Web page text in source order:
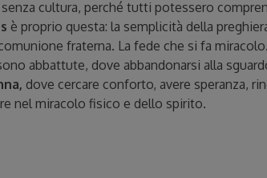
cultura, perché tutti potessero
è proprio questa: la semplicità della
fraterna. La fede che si fa
abbattute, dove abbandonarsi alla
dove cercare conforto, avere speranza,
nel miracolo fisico e dello spirito.